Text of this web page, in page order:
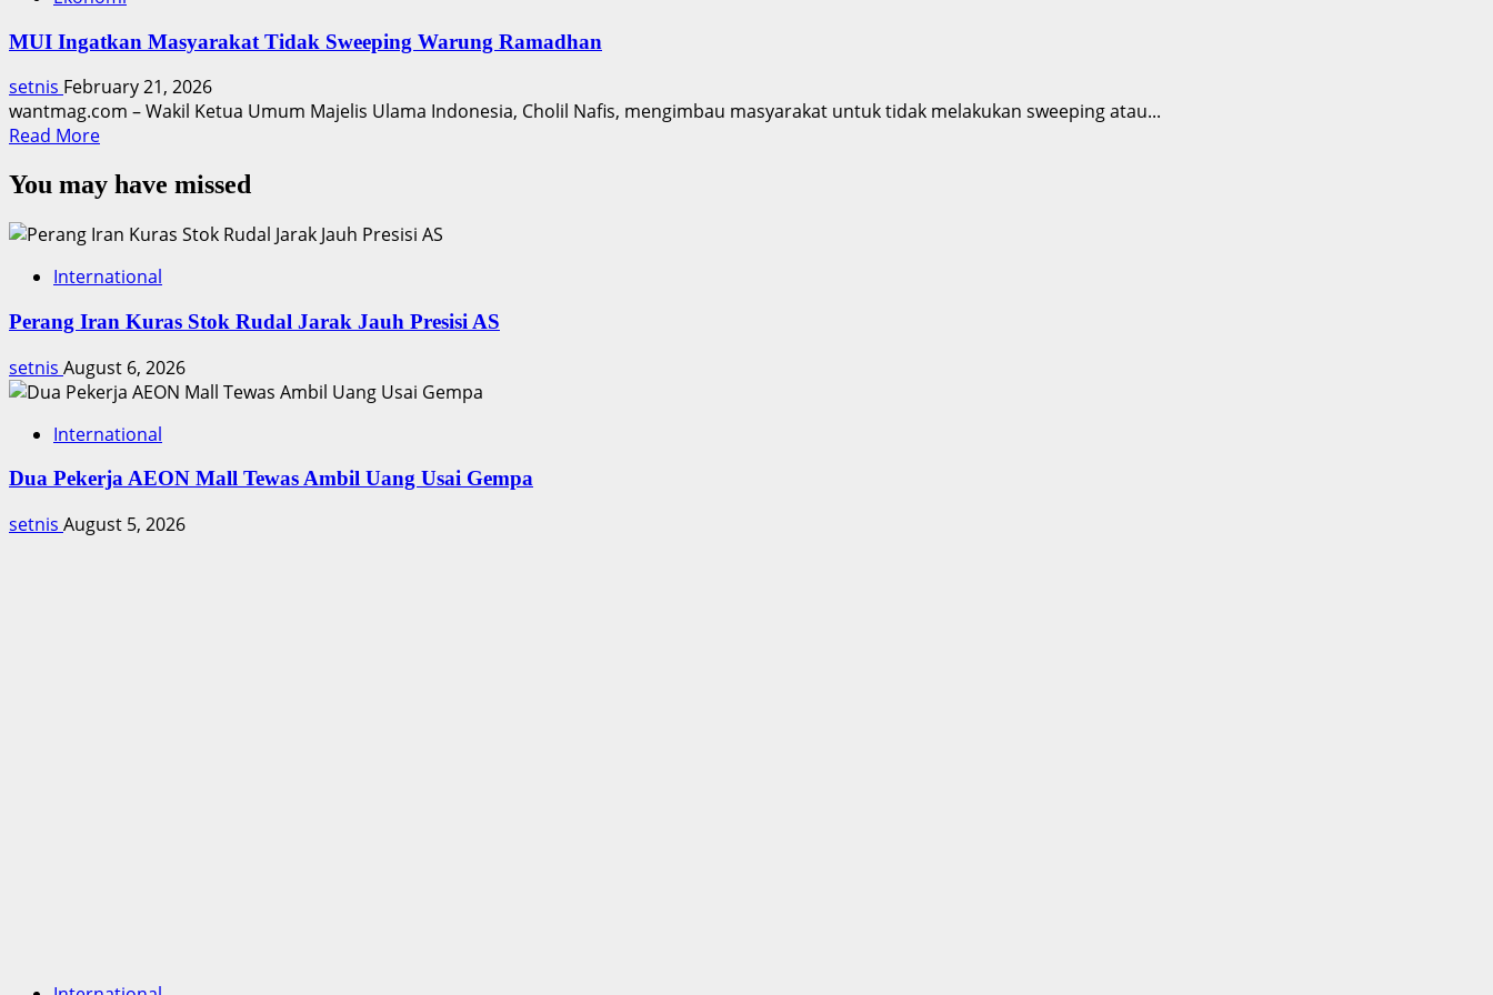
MUI Ingatkan Masyarakat Tidak Sweeping Warung Ramadhan
setnis February 21, 2026
wantmag.com – Wakil Ketua Umum Majelis Ulama Indonesia, Cholil Nafis, mengimbau masyarakat untuk tidak melakukan sweeping atau...
Read MoreRead
about
Ingatkan
Tidak
Warung
You may have missed
International
Perang Iran Kuras Stok Rudal Jarak Jauh Presisi AS
setnis August 6, 2026
International
Dua Pekerja AEON Mall Tewas Ambil Uang Usai Gempa
setnis August 5, 2026